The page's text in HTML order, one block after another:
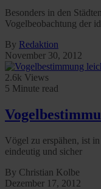
Besonders in den
Vogelbeobachtung der
By Redaktion
November 30, 2012
2.6k Views
5 Minute read
Vögel zu erspähen, ist
eindeutig und sicher
By Christian Kolbe
Dezember 17, 2012